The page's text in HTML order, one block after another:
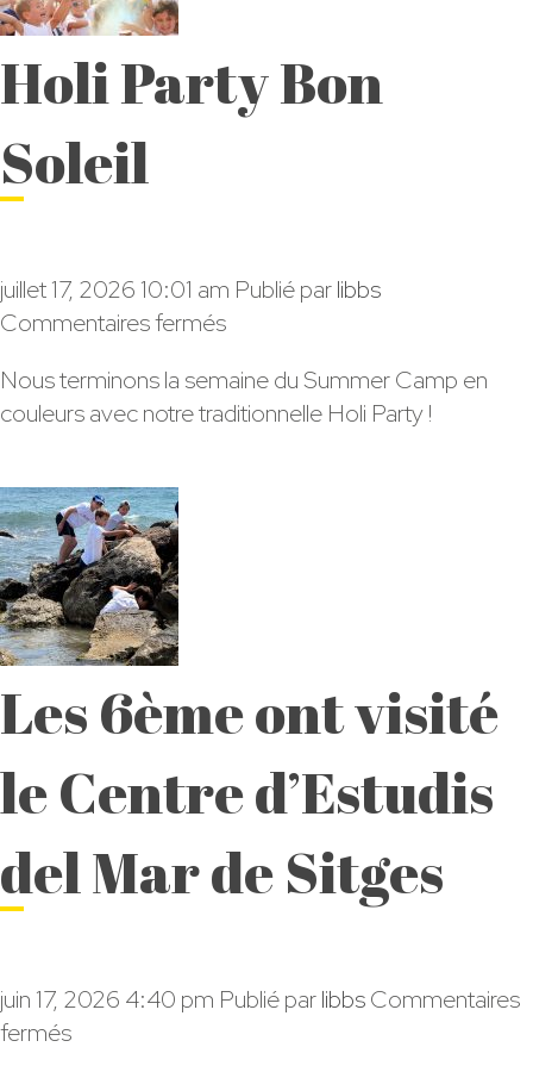
Holi Party Bon
Soleil
juillet 17, 2026 10:01 am Publié parlibbs
Commentaires ferméssur
Party
Bon
Nous terminons la semaine du Summer Camp en
couleurs avec notre traditionnelle Holi Party !
Les 6ème ont visité
le Centre d’Estudis
del Mar de Sitges
juin 17, 2026 4:40 pm Publié parlibbsCommentaires
ferméssur